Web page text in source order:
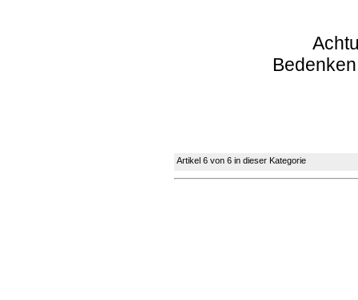
Artikel 6 von 6 in dieser Kategorie